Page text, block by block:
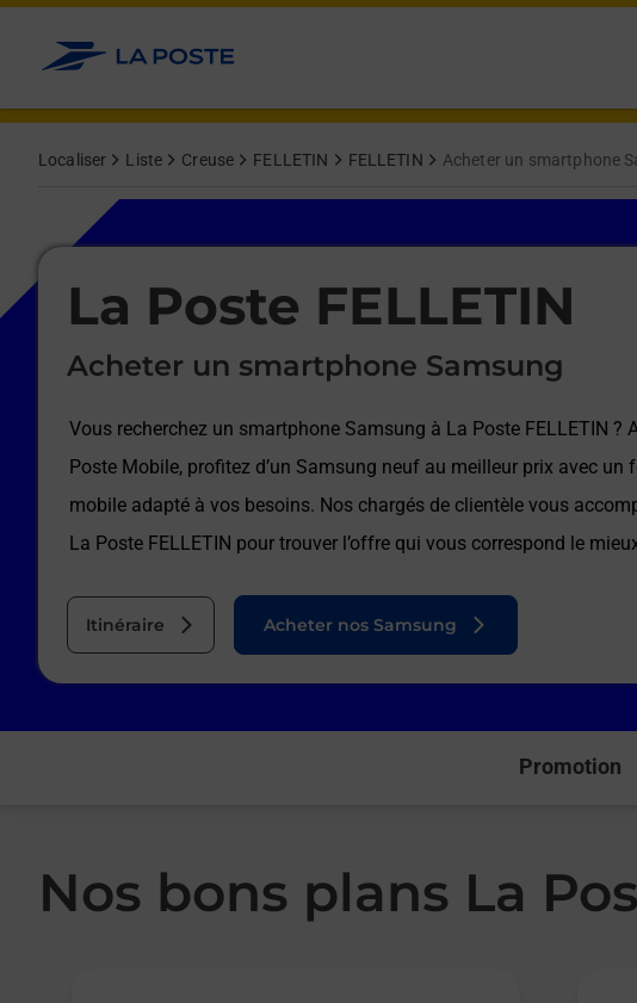
Allez au contenu
Localiser Liste Creuse FELLETIN FELLETIN Acheter un smartphone
La Poste FELLETIN
Acheter un smartphone Samsung
Vous recherchez un smartphone Samsung à La Poste FELLETIN ?
Poste Mobile, profitez d’un Samsung neuf au meilleur prix avec un
mobile adapté à vos besoins. Nos chargés de clientèle vous
La Poste FELLETIN pour trouver l’offre qui vous correspond le
Itinéraire
Le lien s'ouvre dans un nouvel onglet
Acheter nos Samsung
Promotion
Nos bons plans La
Le lien s'ouvre dans un nouvel onglet
Afficher ou masquer la réponse
Afficher ou masquer la réponse
Afficher ou masquer la réponse
Afficher ou masquer la réponse
Afficher ou masquer la réponse
Afficher ou masquer la réponse